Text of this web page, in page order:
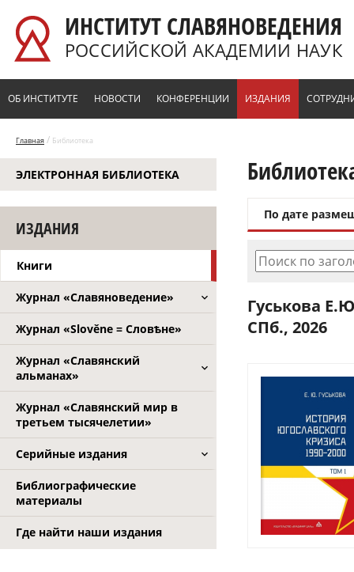
ИНСТИТУТ СЛАВЯНОВЕДЕНИЯ
РОССИЙСКОЙ АКАДЕМИИ НАУК
ОБ ИНСТИТУТЕ НОВОСТИ КОНФЕРЕНЦИИ ИЗДАНИЯ
Главная / Библиотека
ЭЛЕКТРОННАЯ БИБЛИОТЕКА
ИЗДАНИЯ
Книги
Журнал «Славяноведение»
Журнал «Slověne = Словѣне»
Журнал «Славянский
альманах»
Журнал «Славянский мир в
третьем тысячелетии»
Серийные издания
Библиографические
материалы
Где найти наши издания
По дате
Поиск по
Гуськова
СПб., 2026